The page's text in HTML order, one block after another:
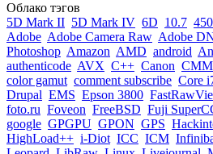
Облако тэгов
5D Mark II 5D Mark IV 6D 10.7
Adobe Adobe Camera Raw Adobe
Photoshop Amazon AMD android
authenticode AVX C++ Canon CMM
color gamut comment subscribe Core
Drupal EMS Epson 3800
foto.ru Foveon FreeBSD Fuji
google GPGPU GPON GPS
HighLoad++ i-Diot ICC ICM